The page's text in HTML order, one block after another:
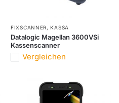
FIXSCANNER,KASSA
Datalogic Magellan 3600VSi
Kassenscanner
Vergleichen